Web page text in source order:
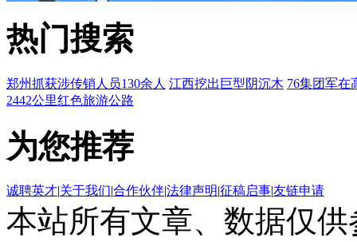
热门搜索
郑州抓获涉传销人员130余人 江西挖出巨型阴沉木 76集团军在
2442公里红色旅游公路
为您推荐
诚聘英才|关于我们|合作伙伴|法律声明|征稿启事|友链申请
本站所有文章、数据仅